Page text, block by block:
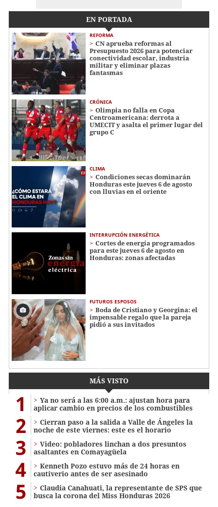
EN PORTADA
REFORMA
CN aprueba reformas al
Presupuesto 2026 para potenciar
conectividad escolar, industria
militar y eliminar plazas
fantasmas
CRÓNICA
Olimpia no falla en Copa
Centroamericana: derrota a
UMECIT y asalta el primer lugar del
grupo C
CLIMA
Condiciones secas dominarán
Honduras este jueves 6 de agosto
con lluvias en el oriente
INTERRUPCIÓN ENERGÉTICA
Cortes de energía programados
para este jueves 6 de agosto en
Honduras: zonas afectadas
FUTUROS ESPOSOS
Boda de Cristiano y Georgina: el
impensable regalo que la pareja
pidió a sus invitados
MÁS VISTO
1
Ya no será a las 6:00 a.m.: ajustan hora para
aplicar cambio en precios de los combustibles
2
Cierran paso a la salida a Valle de Ángeles la
noche de este viernes: este es el horario
3
Video: pobladores linchan a dos presuntos
asaltantes en Comayagüela
4
Kenneth Pozo estuvo más de 24 horas en
cautiverio antes de ser asesinado
5
Claudia Canahuati, la representante de SPS que
busca la corona del Miss Honduras 2026